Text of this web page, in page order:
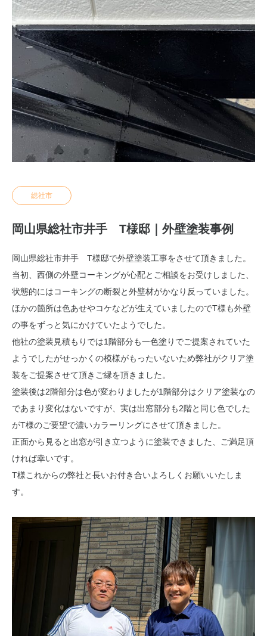
総社市
岡山県総社市井手 T様邸｜外壁塗装事例
岡山県総社市井手 T様邸で外壁塗装工事をさせて頂きました。
当初、西側の外壁コーキングが心配とご相談をお受けしました、
状態的にはコーキングの断裂と外壁材がかなり反っていました。
ほかの箇所は色あせやコケなどが生えていましたのでT様も外壁
の事をずっと気にかけていたようでした。
他社の塗装見積もりでは1階部分も一色塗りでご提案されていた
ようでしたがせっかくの模様がもったいないため弊社がクリア塗
装をご提案させて頂きご縁を頂きました。
塗装後は2階部分は色が変わりましたが1階部分はクリア塗装なの
であまり変化はないですが、実は出窓部分も2階と同じ色でした
がT様のご要望で濃いカラーリングにさせて頂きました。
正面から見ると出窓が引き立つように塗装できました、ご満足頂
ければ幸いです。
T様これからの弊社と長いお付き合いよろしくお願いいたしま
す。